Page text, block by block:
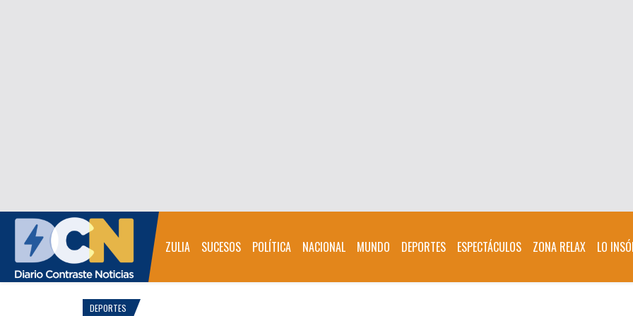
ZULIA SUCESOS POLÍTICA NACIONAL MUNDO DEPORTES ESPECTÁCULOS ZONA RELAX LO
DEPORTES